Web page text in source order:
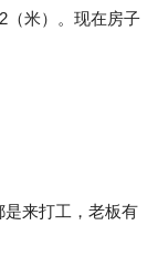
（米）。现在房子
是来打工，老板有